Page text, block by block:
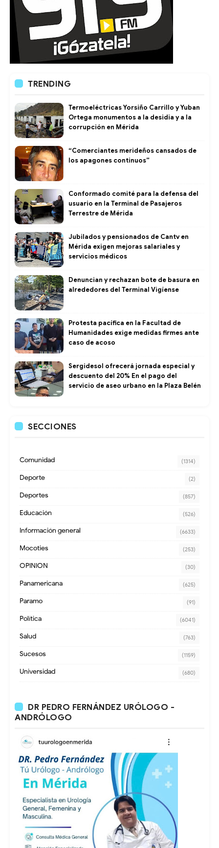
TRENDING
Termoeléctricas Yorsiño Carrillo y Yuban
Ortega monumentos a la desidia y a la
corrupción en Mérida
“Comerciantes merideños cansados de
los apagones continuos”
Conformado comité para la defensa del
usuario en la Terminal de Pasajeros
Terrestre de Mérida
Jubilados y pensionados de Cantv en
Mérida exigen mejoras salariales y
servicios médicos
Denuncian y rechazan bote de basura en
alrededores del Terminal Vigíense
Protesta pacífica en la Facultad de
Humanidades exige medidas firmes ante
caso de acoso
Sergidesol ofrecerá jornada especial y
descuento del 20% En el pago del
servicio de aseo urbano en la Plaza Belén
SECCIONES
Comunidad (1314)
Deporte (2)
Deportes (857)
Educación (526)
Información general (6633)
Mocoties (253)
OPINION (30)
Panamericana (625)
Paramo (91)
Política (6041)
Salud (763)
Sucesos (1159)
Universidad (680)
DR PEDRO FERNÁNDEZ URÓLOGO -
ANDRÓLOGO